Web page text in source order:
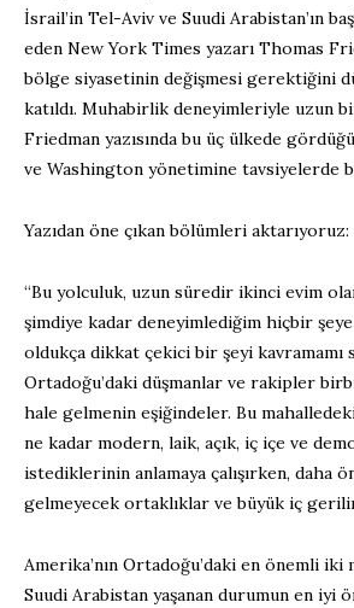
İsrail’in Tel-Aviv ve Suudi Arabistan’ın
eden New York Times yazarı Thomas
bölge siyasetinin değişmesi gerektiğini
katıldı. Muhabirlik deneyimleriyle uzun
Friedman yazısında bu üç ülkede
ve Washington yönetimine tavsiyelerde
Yazıdan öne çıkan bölümleri aktarıyoruz:
“Bu yolculuk, uzun süredir ikinci evim
şimdiye kadar deneyimlediğim hiçbir
oldukça dikkat çekici bir şeyi kavramamı
Ortadoğu’daki düşmanlar ve rakipler
hale gelmenin eşiğindeler. Bu
ne kadar modern, laik, açık, iç içe ve
istediklerinin anlamaya çalışırken, daha
gelmeyecek ortaklıklar ve büyük iç
Amerika’nın Ortadoğu’daki en önemli
Suudi Arabistan yaşanan durumun en iyi